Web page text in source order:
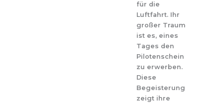
für die
Luftfahrt. Ihr
großer Traum
ist es, eines
Tages den
Pilotenschein
zu erwerben.
Diese
Begeisterung
zeigt ihre